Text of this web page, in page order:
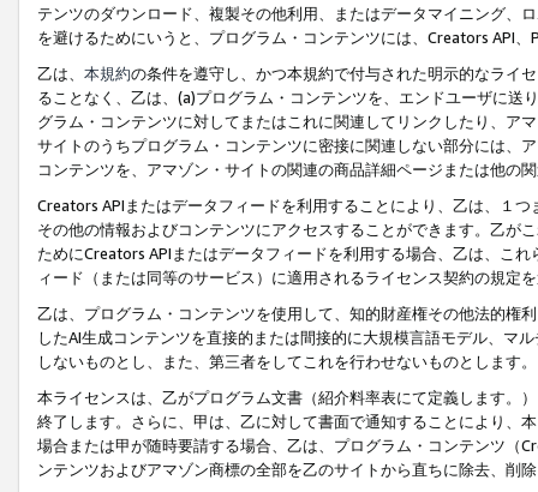
テンツのダウンロード、複製その他利用、またはデータマイニング、
を避けるためにいうと、プログラム・コンテンツには、Creators API
乙は、 本規約の条件を遵守し、かつ本規約で付与された明示的なライ
ることなく、乙は、(a)プログラム・コンテンツを、エンドユーザに
グラム・コンテンツに対してまたはこれに関連してリンクしたり、ア
サイトのうちプログラム・コンテンツに密接に関連しない部分には、
コンテンツを、アマゾン・サイトの関連の商品詳細ページまたは他の
Creators APIまたはデータフィードを利用することにより、乙は、１
その他の情報およびコンテンツにアクセスすることができます。乙が
ためにCreators APIまたはデータフィードを利用する場合、乙は、こ
ィード（または同等のサービス）に適用されるライセンス契約の規定
乙は、プログラム・コンテンツを使用して、知的財産権その他法的権
したAI生成コンテンツを直接的または間接的に大規模言語モデル、マ
しないものとし、また、第三者をしてこれを行わせないものとします。
本ライセンスは、乙がプログラム文書（紹介料率表にて定義します。
終了します。さらに、甲は、乙に対して書面で通知することにより、
場合または甲が随時要請する場合、乙は、プログラム・コンテンツ（
ンテンツおよびアマゾン商標の全部を乙のサイトから直ちに除去、削